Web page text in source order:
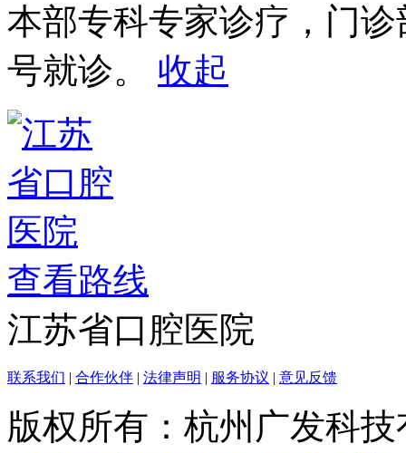
本部专科专家诊疗，门
号就诊。
收起
查看路线
江苏省口腔医院
联系我们 | 合作伙伴 | 法律声明 | 服务协议 | 意见反馈
版权所有：杭州广发科